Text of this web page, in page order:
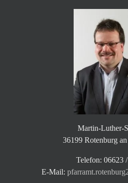
Martin-Luther-
36199 Rotenburg
Telefon: 06623
E-Mail: